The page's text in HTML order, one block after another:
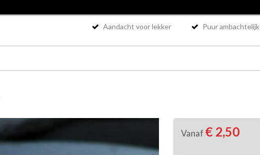
Aandacht voor lekker Puur ambachtelijk
Vanaf € 2,50